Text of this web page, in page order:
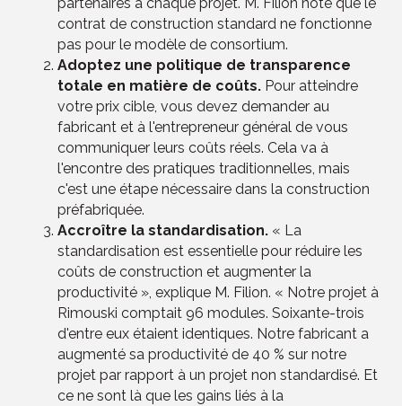
contrat de construction standard ne fonctionne
pas pour le modèle de consortium.
Adoptez une politique de transparence
totale en matière de coûts. Pour atteindre
votre prix cible, vous devez demander au
fabricant et à l'entrepreneur général de vous
communiquer leurs coûts réels. Cela va à
l'encontre des pratiques traditionnelles, mais
c'est une étape nécessaire dans la construction
préfabriquée.
Accroître la standardisation. « La
standardisation est essentielle pour réduire les
coûts de construction et augmenter la
productivité », explique M. Filion. « Notre projet à
Rimouski comptait 96 modules. Soixante-trois
d'entre eux étaient identiques. Notre fabricant a
augmenté sa productivité de 40 % sur notre
projet par rapport à un projet non standardisé. Et
ce ne sont là que les gains liés à la